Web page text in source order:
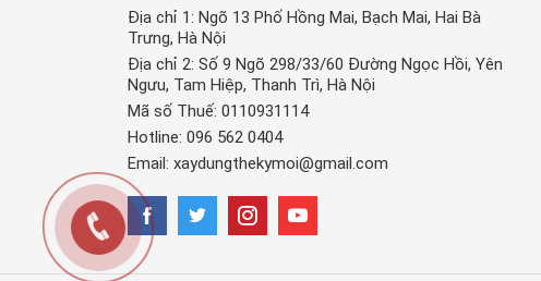
Địa chỉ 1: Ngõ 13 Phố Hồng Mai, Bạch Mai, Hai Bà
Trưng, Hà Nội
Địa chỉ 2: Số 9 Ngõ 298/33/60 Đường Ngọc Hồi, Yên
Ngưu, Tam Hiệp, Thanh Trì, Hà Nội
Mã số Thuế: 0110931114
Hotline: 096 562 0404
Email: xaydungthekymoi@gmail.com